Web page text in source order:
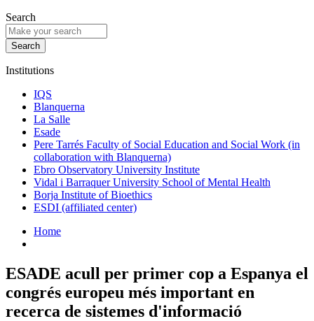
Search
Institutions
IQS
Blanquerna
La Salle
Esade
Pere Tarrés Faculty of Social Education and Social Work (in
collaboration with Blanquerna)
Ebro Observatory University Institute
Vidal i Barraquer University School of Mental Health
Borja Institute of Bioethics
ESDI (affiliated center)
Home
ESADE acull per primer cop a Espanya el
congrés europeu més important en
recerca de sistemes d'informació